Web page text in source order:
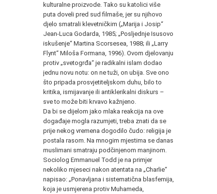
kulturalne proizvode. Tako su katolici više
puta doveli pred sud filmaše, jer su njihovo
djelo smatrali klevetničkim („Marija i Josip“
Jean-Luca Godarda, 1985; „Posljednje Isusovo
iskušenje“ Martina Scorsesea, 1988; ili „Larry
Flynt“ Miloša Formana, 1996). Ovom djelovanju
protiv „svetogrđa“ je radikalni islam dodao
jednu novu notu: on ne tuži, on ubija. Sve ono
što pripada prosvjetiteljskom duhu, bilo to
kritika, ismijavanje ili antiklerikalni diskurs –
sve to može biti krvavo kažnjeno.
Da bi se dijelom jako mlaka reakcija na ove
događaje mogla razumjeti, treba znati da se
prije nekog vremena dogodilo čudo: religija je
postala rasom. Na mnogim mjestima se danas
muslimani smatraju podčinjenom manjinom.
Sociolog Emmanuel Todd je na primjer
nekoliko mjeseci nakon atentata na „Charlie“
napisao: „Ponavljana i sistematična blasfemija,
koja je usmjerena protiv Muhameda,